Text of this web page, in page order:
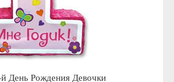
День Рождения Девочки